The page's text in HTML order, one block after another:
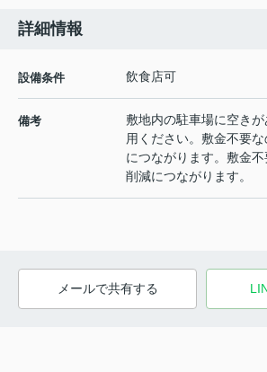
詳細情報
設備条件 飲食店可
備考
敷地内の駐車場に空き
用ください。敷金不要
につながります。敷金
削減につながります。
メールで共有する